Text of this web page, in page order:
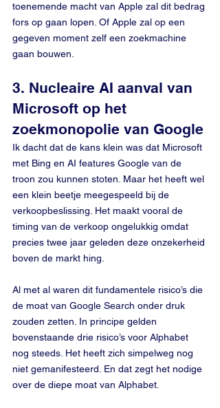
toenemende macht van Apple zal dit bedrag
fors op gaan lopen. Of Apple zal op een
gegeven moment zelf een zoekmachine
gaan bouwen.
3. Nucleaire AI aanval van
Microsoft op het
zoekmonopolie van Google
Ik dacht dat de kans klein was dat Microsoft
met Bing en AI features Google van de
troon zou kunnen stoten. Maar het heeft wel
een klein beetje meegespeeld bij de
verkoopbeslissing. Het maakt vooral de
timing van de verkoop ongelukkig omdat
precies twee jaar geleden deze onzekerheid
boven de markt hing.
Al met al waren dit fundamentele risico’s die
de moat van Google Search onder druk
zouden zetten. In principe gelden
bovenstaande drie risico’s voor Alphabet
nog steeds. Het heeft zich simpelweg nog
niet gemanifesteerd. En dat zegt het nodige
over de diepe moat van Alphabet.